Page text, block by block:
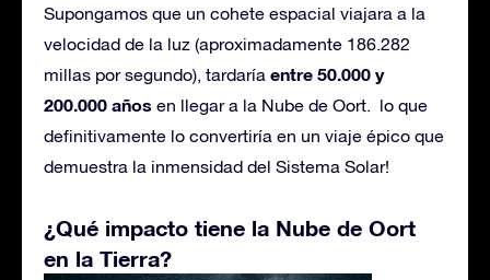
Supongamos que un cohete espacial viajara a la
velocidad de la luz (aproximadamente 186.282
millas por segundo), tardaría entre 50.000 y
200.000 años en llegar a la Nube de Oort. lo que
definitivamente lo convertiría en un viaje épico que
demuestra la inmensidad del Sistema Solar!
¿Qué impacto tiene la Nube de Oort
en la Tierra?